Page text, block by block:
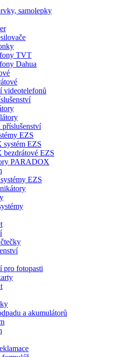
samolepky
TVT
Dahua
videotelefonů
EZS
EZS
EZS
PARADOX
EZS
pro fotopasti
a akumulátorů